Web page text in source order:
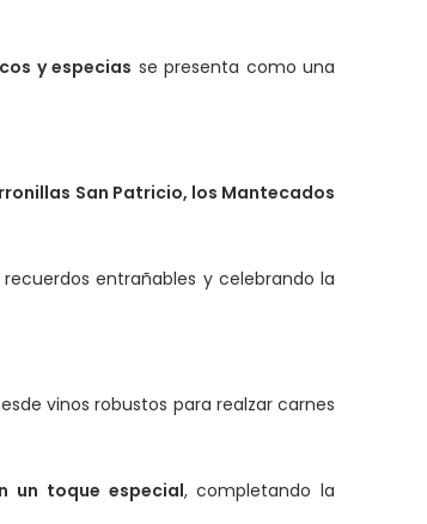
y especias se presenta como una
San Patricio, los Mantecados
entrañables y celebrando la
vinos robustos para realzar carnes
un toque especial, completando la